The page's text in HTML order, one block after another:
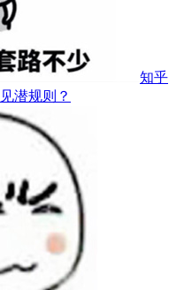
知乎
潜规则？